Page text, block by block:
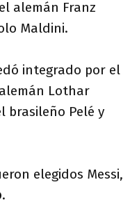
alemán Franz
Maldini.
integrado por el
Lothar
brasileño Pelé y
elegidos Messi,
.